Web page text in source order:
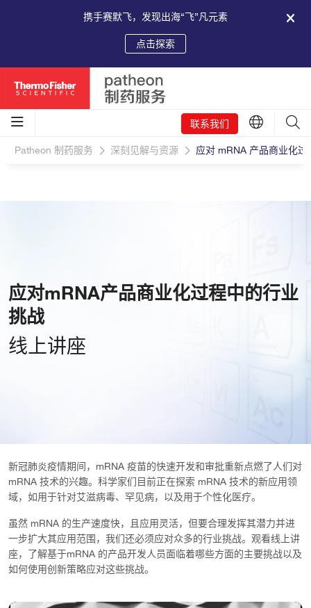
携手赛默飞，发现出海“飞”凡元素
点击探索
联系我们
Patheon 制药服务 深刻见解与资源 应对 mRNA 产品商业化
应对mRNA产品商业化过程中的行业
挑战
线上讲座
新冠肺炎疫情期间，mRNA 疫苗的快速开发和审批重新点燃了人们对
mRNA 技术的兴趣。科学家们目前正在探索 mRNA 技术的新应用领
域，如用于针对艾滋病毒、罕见病，以及用于个性化医疗。
虽然 mRNA 的生产速度快，且应用灵活，但要合理发挥其潜力并进
一步扩大其应用范围，我们还必须应对众多的行业挑战。观看线上讲
座，了解基于mRNA 的产品开发人员面临着哪些方面的主要挑战以及
如何使用创新策略应对这些挑战。